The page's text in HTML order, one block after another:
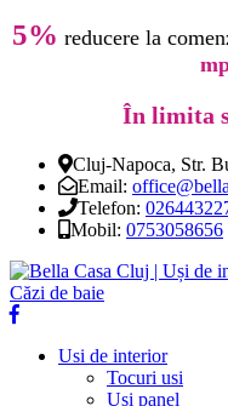
5% reducere la
În limita
Cluj-Napoca, Str.
Email:
Telefon:
Mobil: 0753058656
Usi de interior
Tocuri usi
Usi panel